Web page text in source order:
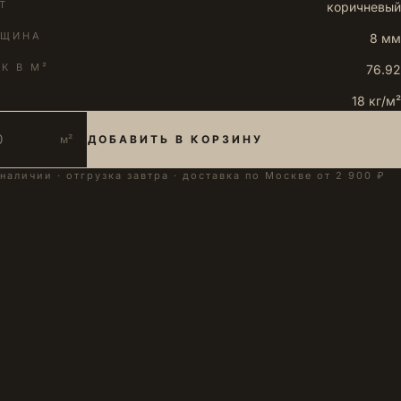
коричневый
8 мм
В М² 76.92
18 кг/м²
м² ДОБАВИТЬ В КОРЗИНУ
· отгрузка завтра · доставка по Москве от 2 900 ₽